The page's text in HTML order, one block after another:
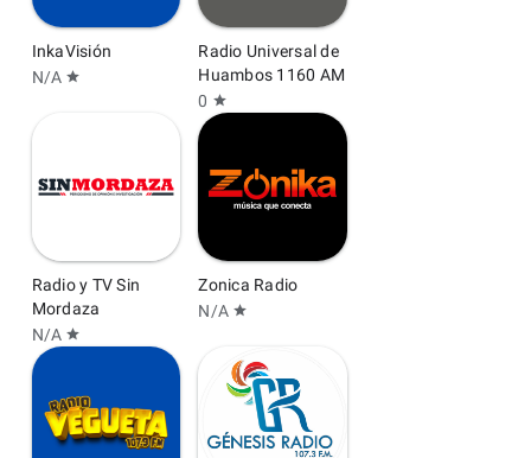
InkaVisión
N/A star
Radio Universal de
Huambos 1160 AM
0 star
Radio y TV Sin
Mordaza
N/A star
Zonica Radio
N/A star